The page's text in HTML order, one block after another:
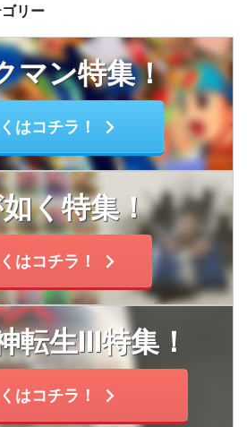
リー
マン特集！
はコチラ！
く特集！
はコチラ！
転生Ⅲ特集！
はコチラ！